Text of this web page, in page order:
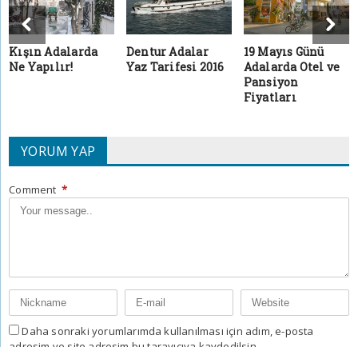
Kışın Adalarda
Ne Yapılır!
Dentur Adalar
Yaz Tarifesi 2016
19 Mayıs Günü
Adalarda Otel ve
Pansiyon
Fiyatları
YORUM YAP
Comment *
Daha sonraki yorumlarımda kullanılması için adım, e-posta